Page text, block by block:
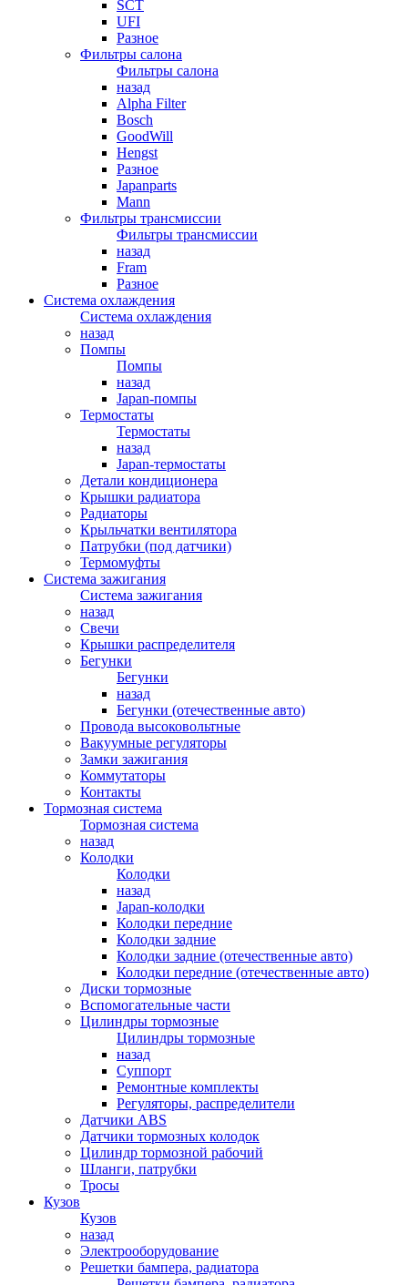
SCT
UFI
Разное
Фильтры салона
Фильтры салона
назад
Alpha Filter
Bosch
GoodWill
Hengst
Разное
Japanparts
Mann
Фильтры трансмиссии
Фильтры трансмиссии
назад
Fram
Разное
Система охлаждения
Система охлаждения
назад
Помпы
Помпы
назад
Japan-помпы
Термостаты
Термостаты
назад
Japan-термостаты
Детали кондиционера
Крышки радиатора
Радиаторы
Крыльчатки вентилятора
Патрубки (под датчики)
Термомуфты
Система зажигания
Система зажигания
назад
Свечи
Крышки распределителя
Бегунки
Бегунки
назад
Бегунки (отечественные авто)
Провода высоковольтные
Вакуумные регуляторы
Замки зажигания
Коммутаторы
Контакты
Тормозная система
Тормозная система
назад
Колодки
Колодки
назад
Japan-колодки
Колодки передние
Колодки задние
Колодки задние (отечественные авто)
Колодки передние (отечественные авто)
Диски тормозные
Вспомогательные части
Цилиндры тормозные
Цилиндры тормозные
назад
Суппорт
Ремонтные комплекты
Регуляторы, распределители
Датчики ABS
Датчики тормозных колодок
Цилиндр тормозной рабочий
Шланги, патрубки
Тросы
Кузов
Кузов
назад
Электрооборудование
Решетки бампера, радиатора